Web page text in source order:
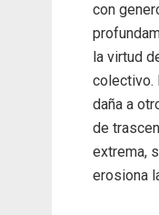
con
la virtud
colectivo.
daña a
de
extrema,
erosiona